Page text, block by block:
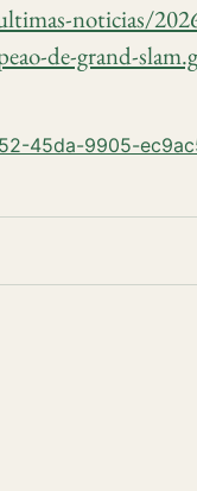
noticias/
de-grand-
45da-9905-